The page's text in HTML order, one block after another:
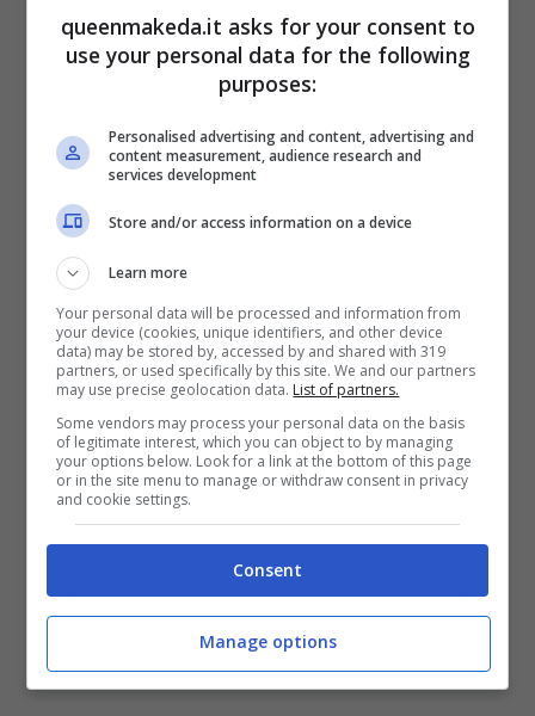
27 Novembre 2024
Il miglior prezzo di sempre lo trovi
solo da Mondo Convenienza:
tantissimi divani adatti ad ogni
esigenza
27 Novembre 2024
queenmakeda.it asks for your consent to
use your personal data for the following
purposes:
Personalised advertising and content, advertising and
content measurement, audience research and
services development
Store and/or access information on a device
Learn more
Your personal data will be processed and information from
your device (cookies, unique identifiers, and other device
data) may be stored by, accessed by and shared with 319
partners, or used specifically by this site. We and our partners
may use precise geolocation data. List of partners.
Some vendors may process your personal data on the basis
of legitimate interest, which you can object to by managing
your options below. Look for a link at the bottom of this page
or in the site menu to manage or withdraw consent in privacy
and cookie settings.
Consent
Manage options